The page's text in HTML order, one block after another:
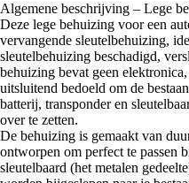
Algemene beschrijving – Lege
Deze lege behuizing voor een
vervangende sleutelbehuizing,
sleutelbehuizing beschadigd,
behuizing bevat geen
uitsluitend bedoeld om de
batterij, transponder en
over te zetten.
De behuizing is gemaakt van
ontworpen om perfect te passen
sleutelbaard (het metalen